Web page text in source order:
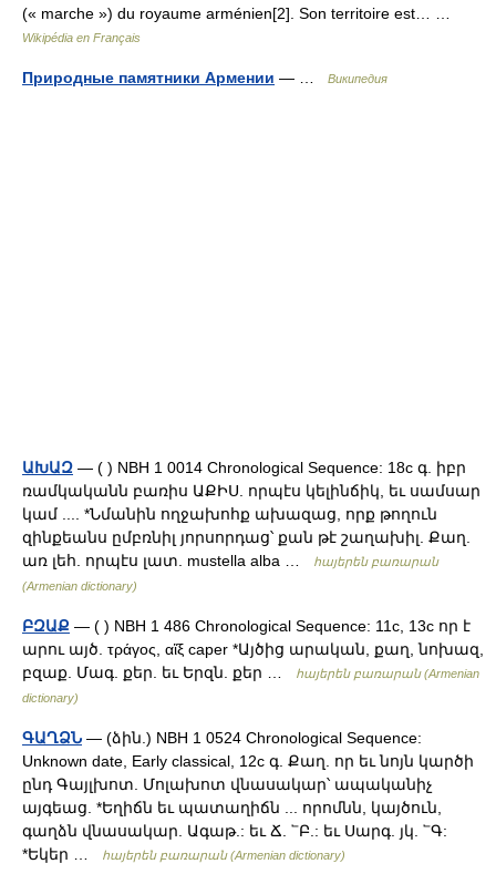
(« marche ») du royaume arménien[2]. Son territoire est… …
Wikipédia en Français
Природные памятники Армении — … Википедия
ԱԽԱԶ — ( ) NBH 1 0014 Chronological Sequence: 18c գ. իբր
ռամկականն բառիս ԱՔԻՍ. որպէս կելինճիկ, եւ սամսար
կամ .... *Նմանին ողջախոհք ախազաց, որք թողուն
զինքեանս ըմբռնիլ յորսորդաց՝ քան թէ շաղախիլ. Քաղ.
առ լեհ. որպէս լատ. mustella alba …
հայերեն բառարան
(Armenian dictionary)
ԲԶԱՔ — ( ) NBH 1 486 Chronological Sequence: 11c, 13c որ է
արու այծ. τράγος, αἵξ caper *Այծից արական, քաղ, նոխազ,
բզաք. Մագ. քեր. եւ Երզն. քեր …
հայերեն բառարան (Armenian
dictionary)
ԳԱՂՁՆ — (ձին.) NBH 1 0524 Chronological Sequence:
Unknown date, Early classical, 12c գ. Քաղ. որ եւ նոյն կարծի
ընդ Գայլխոտ. Մոլախոտ վնասակար՝ ապականիչ
այգեաց. *Եղիճն եւ պատաղիճն ... որոմնն, կայծուն,
գաղձն վնասակար. Ագաթ.: եւ Ճ. ՟Բ.: եւ Սարգ. յկ. ՟Գ:
*Եկեր …
հայերեն բառարան (Armenian dictionary)